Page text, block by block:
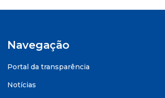
Navegação
Portal da transparência
Notícias